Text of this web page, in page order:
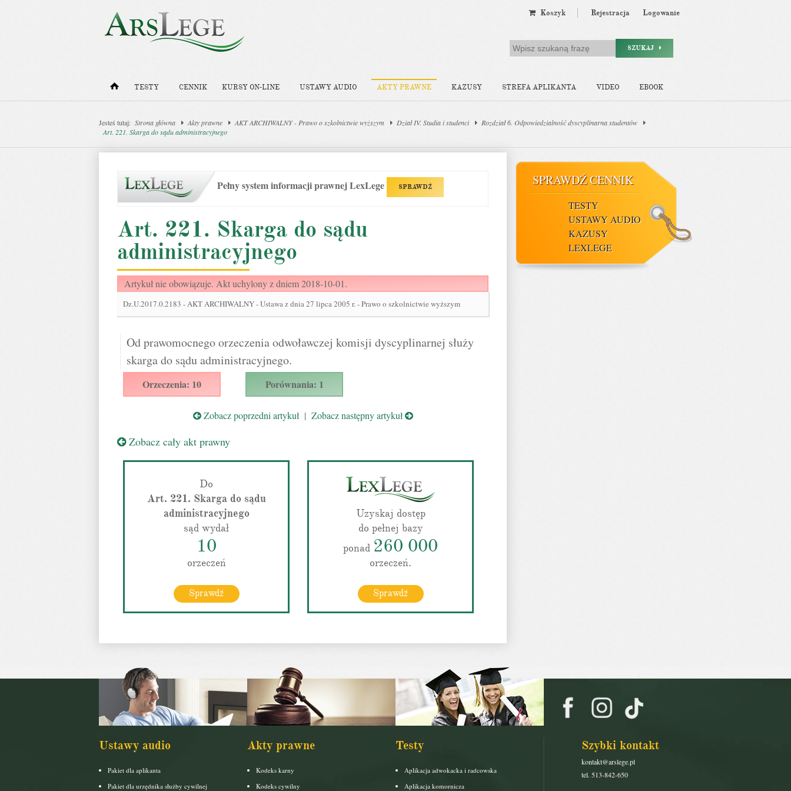
Koszyk Rejestracja Logowanie
SZUKAJ
TESTY CENNIK KURSY ON-LINE USTAWY AUDIO AKTY PRAWNE KAZUSY STREFA APLIKANTA VIDEO EBOOK
Jesteś tutaj: Strona główna Akty prawne AKT ARCHIWALNY - Prawo o szkolnictwie wyższym Dział IV. Studia i studenci
Rozdział 6. Odpowiedzialność dyscyplinarna studentów
Art. 221. Skarga do sądu administracyjnego
Pełny system informacji prawnej LexLege SPRAWDŹ
Art. 221. Skarga do sądu
administracyjnego
Artykuł nie obowiązuje. Akt uchylony z dniem 2018-10-01.
Dz.U.2017.0.2183 -AKT ARCHIWALNY - Ustawa z dnia 27 lipca 2005 r. - Prawo o szkolnictwie wyższym
Od prawomocnego orzeczenia odwoławczej komisji dyscyplinarnej służy
skarga do sądu administracyjnego.
Orzeczenia: 10 Porównania: 1
Zobacz poprzedni artykuł| Zobacz następny artykuł
Zobacz cały akt prawny
Do
Art. 221. Skarga do sądu
administracyjnego
sąd wydał
10
orzeczeń
Sprawdź
Uzyskaj dostęp
do pełnej bazy
ponad 260 000
orzeczeń.
Sprawdź
SPRAWDŹ CENNIK
TESTY
USTAWY AUDIO
KAZUSY
LEXLEGE
Ustawy audio
Pakiet dla aplikanta
Pakiet dla urzędnika służby cywilnej
Akty prawne
Kodeks karny
Kodeks cywilny
Testy
Aplikacja adwokacka i radcowska
Aplikacja komornicza
Szybki kontakt
kontakt@arslege.pl
tel. 513-842-650